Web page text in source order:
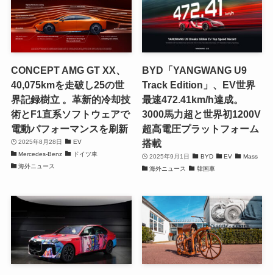
CONCEPT AMG GT XX、
40,075kmを走破し25の世
界記録樹立 。革新的冷却技
術とF1直系ソフトウェアで
電動パフォーマンスを刷新
2025年8月28日
EV
Mercedes-Benz
ドイツ車
海外ニュース
BYD「YANGWANG U9
Track Edition」、EV世界
最速472.41km/h達成。
3000馬力超と世界初1200V
超高電圧プラットフォーム
搭載
2025年9月1日 BYD EV
Mass
海外ニュース
韓国車